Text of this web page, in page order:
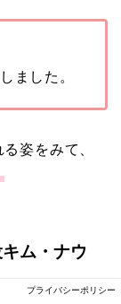
ました。
姿をみて、
ム・ナウ
プライバシーポリシー